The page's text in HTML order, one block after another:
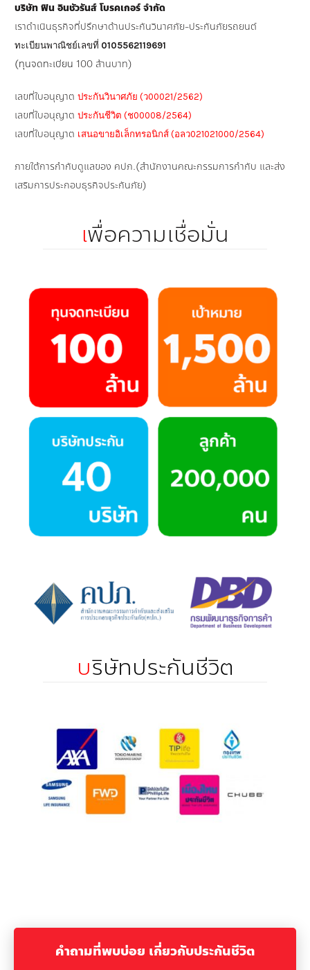
บริษัท ฟิน อินชัวรันส์ โบรคเกอร์ จำกัด
เราดำเนินธุรกิจที่ปรึกษาด้านประกันวินาศภัย-ประกันภัยรถยนต์
ทะเบียนพาณิชย์เลขที่ 0105562119691
(ทุนจดทะเบียน 100 ล้านบาท)
เลขที่ใบอนุญาต ประกันวินาศภัย (ว00021/2562)
เลขที่ใบอนุญาต ประกันชีวิต (ช00008/2564)
เลขที่ใบอนุญาต เสนอขายอิเล็กทรอนิกส์ (อลว021021000/2564)
ภายใต้การกำกับดูแลของ คปภ.(สำนักงานคณะกรรมการกำกับ และส่ง
เสริมการประกอบธุรกิจประกันภัย)
เพื่อความเชื่อมั่น
บริษัทประกันชีวิต
คำถามที่พบบ่อย เกี่ยวกับประกันชีวิต